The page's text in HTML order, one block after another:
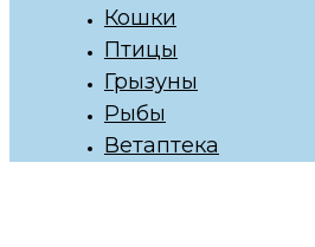
Кошки
Птицы
Грызуны
Рыбы
Ветаптека